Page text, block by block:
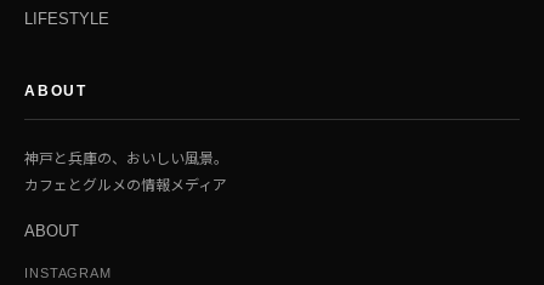
LIFESTYLE
ABOUT
神戸と兵庫の、おいしい風景。
カフェとグルメの情報メディア
ABOUT
INSTAGRAM